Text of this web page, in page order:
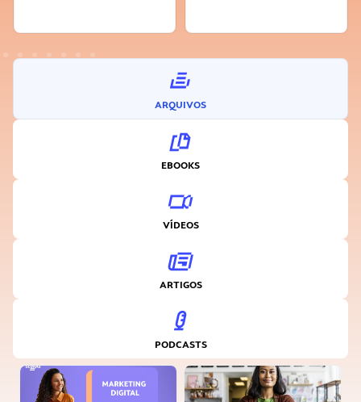
ARQUIVOS
EBOOKS
VÍDEOS
ARTIGOS
PODCASTS